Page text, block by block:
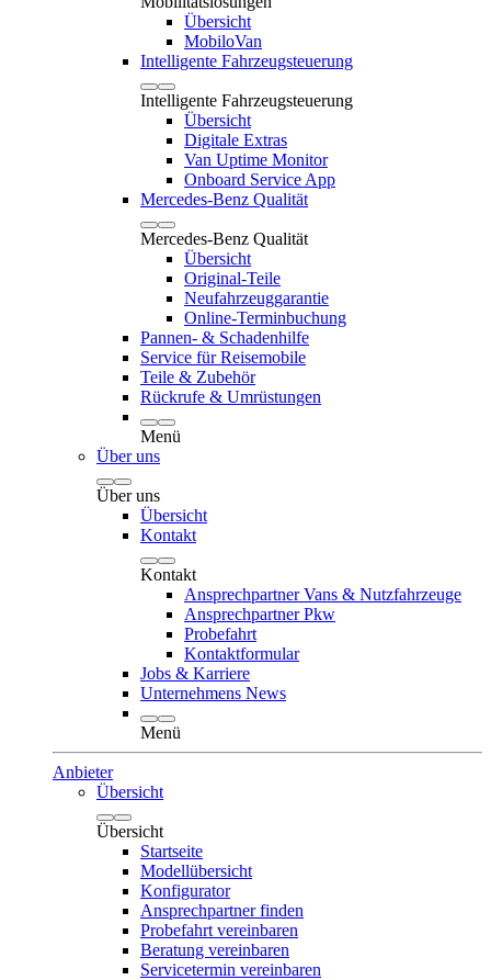
Übersicht
MobiloVan
Intelligente Fahrzeugsteuerung
Intelligente Fahrzeugsteuerung
Übersicht
Digitale Extras
Van Uptime Monitor
Onboard Service App
Mercedes-Benz Qualität
Mercedes-Benz Qualität
Übersicht
Original-Teile
Neufahrzeuggarantie
Online-Terminbuchung
Pannen- & Schadenhilfe
Service für Reisemobile
Teile & Zubehör
Rückrufe & Umrüstungen
Menü
Über uns
Über uns
Übersicht
Kontakt
Kontakt
Ansprechpartner Vans & Nutzfahrzeuge
Ansprechpartner Pkw
Probefahrt
Kontaktformular
Jobs & Karriere
Unternehmens News
Menü
Anbieter
Übersicht
Übersicht
Startseite
Modellübersicht
Konfigurator
Ansprechpartner finden
Probefahrt vereinbaren
Beratung vereinbaren
Servicetermin vereinbaren